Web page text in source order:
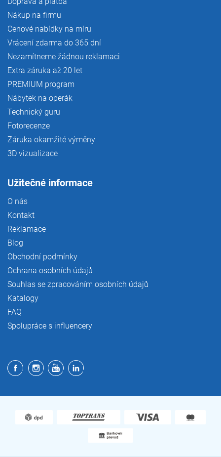
Nákup na firmu
Cenové nabídky na míru
Vrácení zdarma do 365 dní
Nezamítneme žádnou reklamaci
Extra záruka až 20 let
PREMIUM program
Nábytek na operák
Technický guru
Fotorecenze
Záruka okamžité výměny
3D vizualizace
Užitečné informace
O nás
Kontakt
Reklamace
Blog
Obchodní podmínky
Ochrana osobních údajů
Souhlas se zpracováním osobních údajů
Katalogy
FAQ
Spolupráce s influencery